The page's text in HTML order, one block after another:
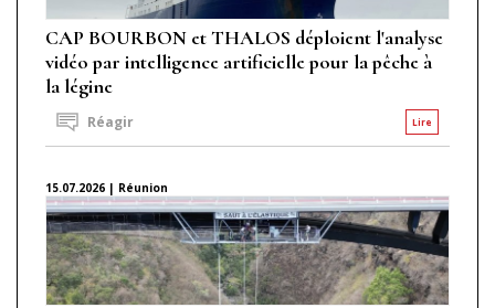
CAP BOURBON et THALOS déploient l'analyse
vidéo par intelligence artificielle pour la pêche à
la légine
Lire
Réagir
15.07.2026 | Réunion